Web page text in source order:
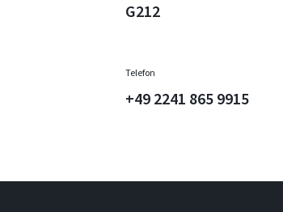
G212
Telefon
+49 2241 865 9915